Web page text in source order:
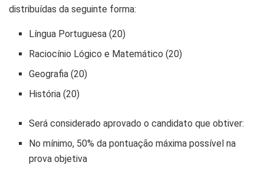
distribuídas da seguinte forma:
Língua Portuguesa (20)
Raciocínio Lógico e Matemático (20)
Geografia (20)
História (20)
Será considerado aprovado o candidato que obtiver:
No mínimo, 50% da pontuação máxima possível na
prova objetiva